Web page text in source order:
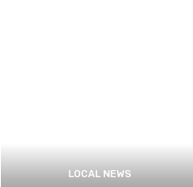
LOCAL NEWS